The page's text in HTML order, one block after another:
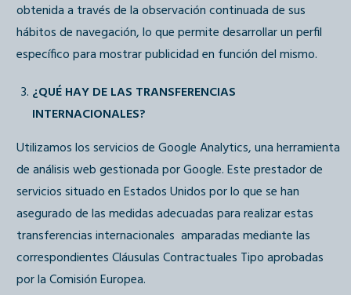
obtenida a través de la observación continuada de sus
hábitos de navegación, lo que permite desarrollar un perfil
específico para mostrar publicidad en función del mismo.
¿QUÉ HAY DE LAS TRANSFERENCIAS
INTERNACIONALES?
Utilizamos los servicios de Google Analytics, una herramienta
de análisis web gestionada por Google. Este prestador de
servicios situado en Estados Unidos por lo que se han
asegurado de las medidas adecuadas para realizar estas
transferencias internacionales amparadas mediante las
correspondientes Cláusulas Contractuales Tipo aprobadas
por la Comisión Europea.